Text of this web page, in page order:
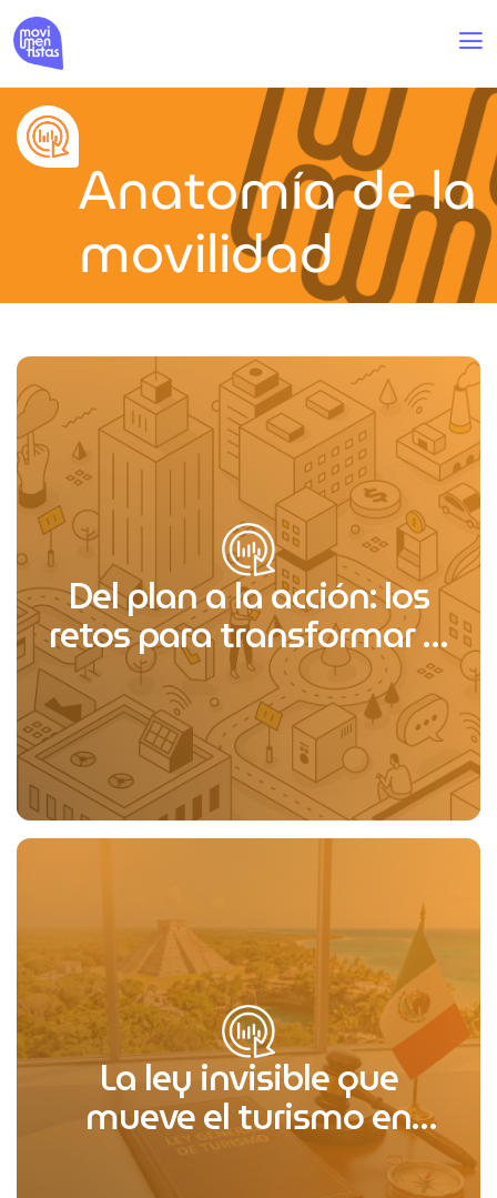
Anatomía de la
movilidad
Del plan a la acción: los
retos para transformar el
transporte público en
México
La ley invisible que
mueve el turismo en
México